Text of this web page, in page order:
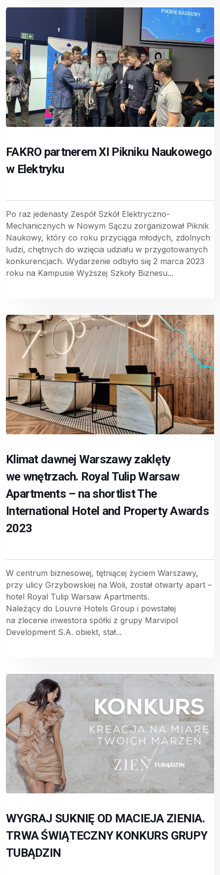
FAKRO partnerem XI Pikniku Naukowego
w Elektryku
Po raz jedenasty Zespół Szkół Elektryczno-
Mechanicznych w Nowym Sączu zorganizował Piknik
Naukowy, który co roku przyciąga młodych, zdolnych
ludzi, chętnych do wzięcia udziału w przygotowanych
konkurencjach. Wydarzenie odbyło się 2 marca 2023
roku na Kampusie Wyższej Szkoły Biznesu...
Klimat dawnej Warszawy zaklęty
we wnętrzach. Royal Tulip Warsaw
Apartments – na shortlist The
International Hotel and Property Awards
2023
W centrum biznesowej, tętniącej życiem Warszawy,
przy ulicy Grzybowskiej na Woli, został otwarty apart –
hotel Royal Tulip Warsaw Apartments.
Należący do Louvre Hotels Group i powstałej
na zlecenie inwestora spółki z grupy Marvipol
Development S.A. obiekt, stał...
WYGRAJ SUKNIĘ OD MACIEJA ZIENIA.
TRWA ŚWIĄTECZNY KONKURS GRUPY
TUBĄDZIN